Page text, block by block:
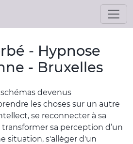
- Hypnose
- Bruxelles
schémas devenus
les choses sur un autre
se reconnecter à sa
sa perception d’un
situation, s'alléger d'un